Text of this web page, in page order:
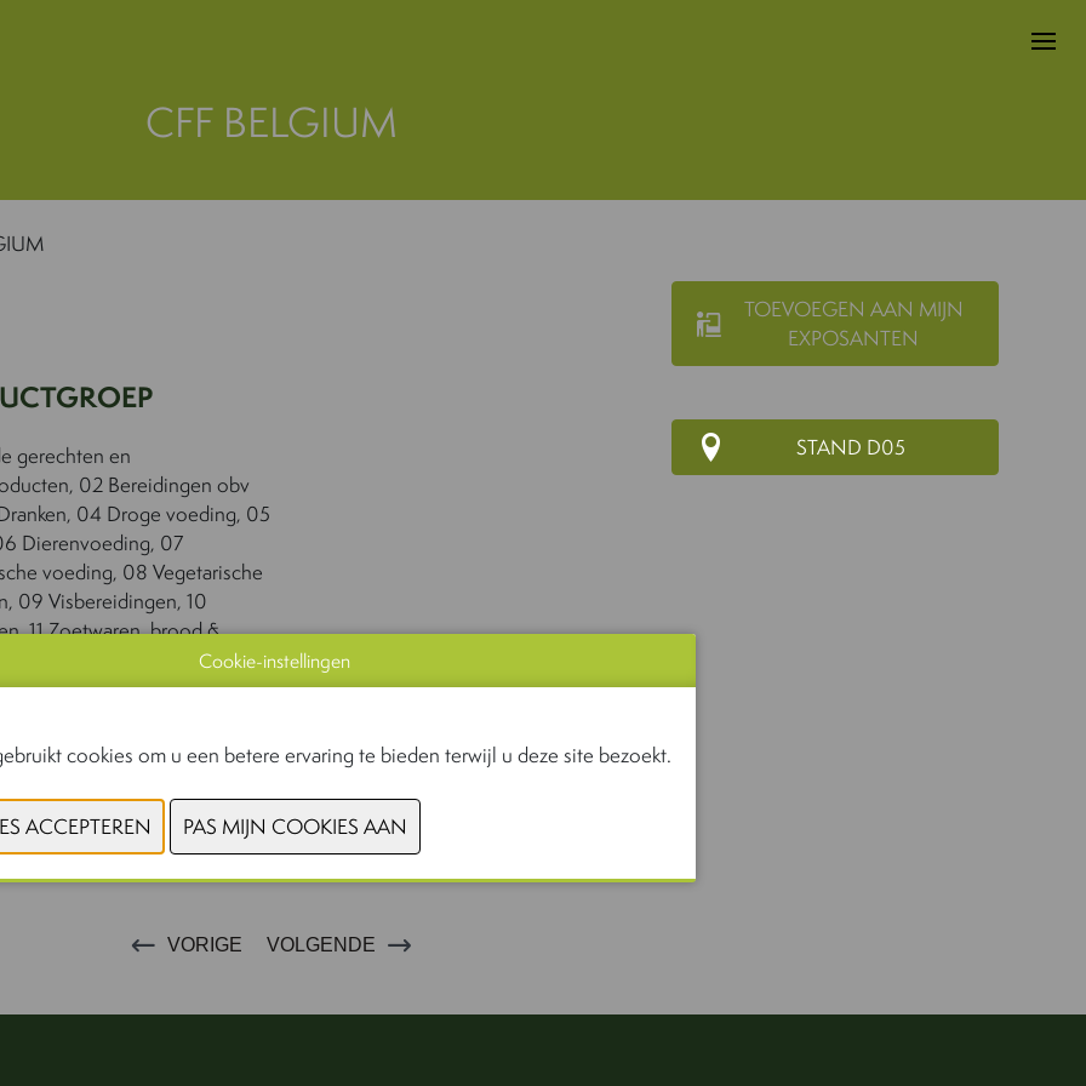
CFF BELGIUM
TOEVOEGEN AAN MIJN
EXPOSANTEN
STAND D05
gerechten en
02 Bereidingen obv
04 Droge voeding, 05
Dierenvoeding, 07
voeding, 08 Vegetarische
09 Visbereidingen, 10
11 Zoetwaren, brood &
Zuivel, 13 Sportvoeding, 14
enriched foods, 15
VORIGE VOLGENDE
Cookie-instellingen
cookies om u een betere ervaring te bieden terwijl u deze site bezoekt.